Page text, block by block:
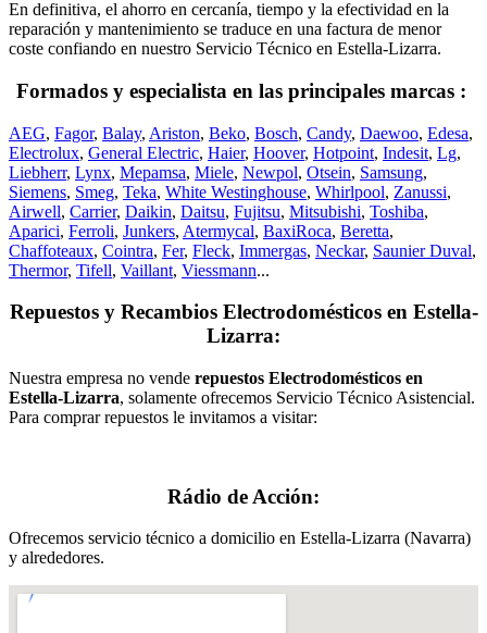
En definitiva, el ahorro en cercanía, tiempo y la efectividad en la
reparación y mantenimiento se traduce en una factura de menor
coste confiando en nuestro Servicio Técnico en Estella-Lizarra.
Formados y especialista en las principales marcas :
AEG, Fagor, Balay, Ariston, Beko, Bosch, Candy, Daewoo, Edesa,
Electrolux, General Electric, Haier, Hoover, Hotpoint, Indesit, Lg,
Liebherr, Lynx, Mepamsa, Miele, Newpol, Otsein, Samsung,
Siemens, Smeg, Teka, White Westinghouse, Whirlpool, Zanussi,
Airwell, Carrier, Daikin, Daitsu, Fujitsu, Mitsubishi, Toshiba,
Aparici, Ferroli, Junkers, Atermycal, BaxiRoca, Beretta,
Chaffoteaux, Cointra, Fer, Fleck, Immergas, Neckar, Saunier Duval,
Thermor, Tifell, Vaillant, Viessmann...
Repuestos y Recambios Electrodomésticos en Estella-
Lizarra:
Nuestra empresa no vende repuestos Electrodomésticos en
Estella-Lizarra, solamente ofrecemos Servicio Técnico Asistencial.
Para comprar repuestos le invitamos a visitar:
Rádio de Acción:
Ofrecemos servicio técnico a domicilio en Estella-Lizarra (Navarra)
y alrededores.